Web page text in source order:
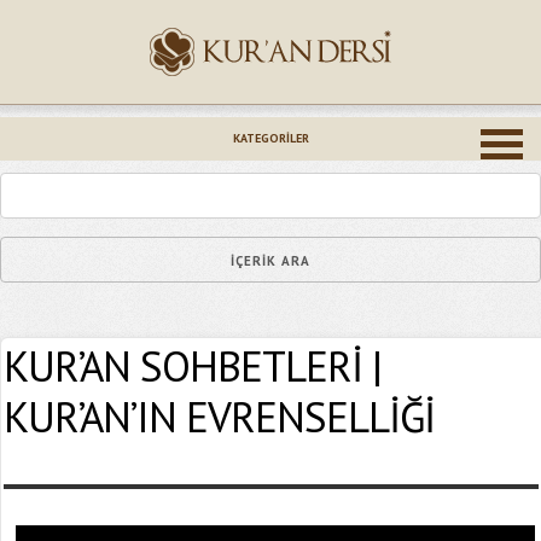
KATEGORILER
KUR’AN SOHBETLERİ |
KUR’AN’IN EVRENSELLİĞİ
Epostanız (*)
Yaşadığınız Hatanın Ayrıntıları